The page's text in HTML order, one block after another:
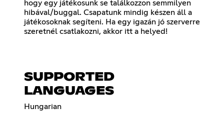
hogy egy játékosunk se találkozzon semmilyen
hibával/buggal. Csapatunk mindig készen áll a
játékosoknak segíteni. Ha egy igazán jó szerverre
szeretnél csatlakozni, akkor itt a helyed!
SUPPORTED
LANGUAGES
Hungarian